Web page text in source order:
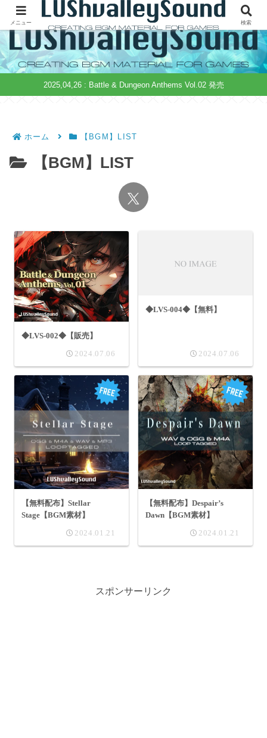
ゲーム制作用音源の無料配布&販売 | 著作権フリー | 商用可
2025,04,26 : Battle & Dungeon Anthems Vol.02 発売
ホーム 【BGM】LIST
【BGM】LIST
◆LVS-002◆【販売】
2024.07.06
◆LVS-004◆【無料】
2024.07.06
【無料配布】Stellar
Stage【BGM素材】
2024.01.21
【無料配布】Despair’s
Dawn【BGM素材】
2024.01.21
スポンサーリンク
メニュー 検索